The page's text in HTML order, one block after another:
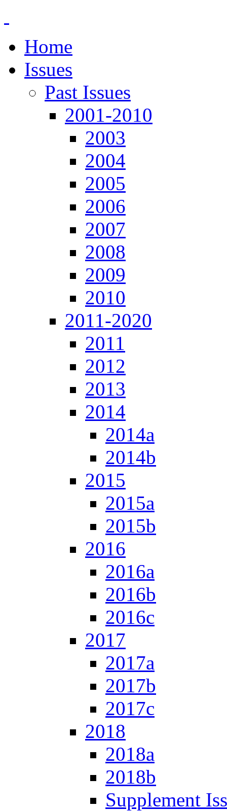
Home
Issues
Past Issues
2001-2010
2003
2004
2005
2006
2007
2008
2009
2010
2011-2020
2011
2012
2013
2014
2014a
2014b
2015
2015a
2015b
2016
2016a
2016b
2016c
2017
2017a
2017b
2017c
2018
2018a
2018b
Supplement